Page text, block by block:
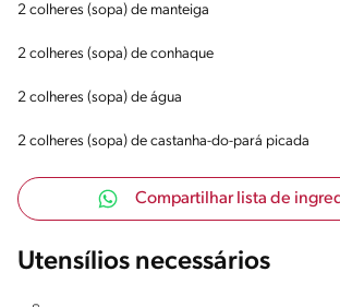
2 colheres (sopa) de manteiga
2 colheres (sopa) de conhaque
2 colheres (sopa) de água
2 colheres (sopa) de castanha-do-pará picada
Compartilhar lista de
Utensílios necessários